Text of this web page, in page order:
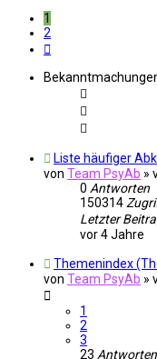
1
2
Liste häufiger
von Team PsyAb »
0 Antworten
150314
Letzter
vor 4 Jahre
Themenindex
von Team PsyAb »
1
2
3
23 Antworten